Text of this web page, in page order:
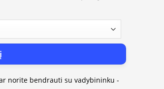
norite bendrauti su vadybininku -